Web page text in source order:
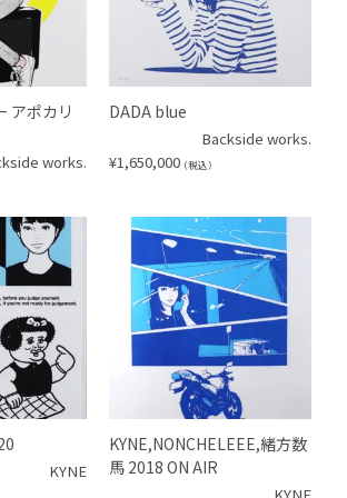
アポカリ
works.
DADA blue
Backside works.
¥1,650,000 （税込）
KYNE
KYNE,NONCHELEEE,緒方数
馬 2018 ON AIR